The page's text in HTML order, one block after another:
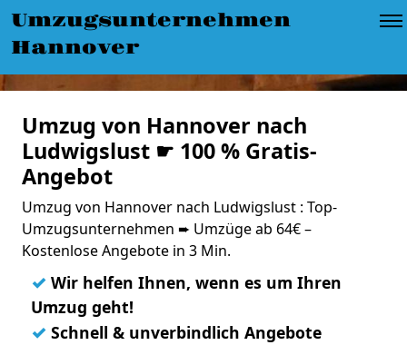
Umzugsunternehmen
Hannover
Umzug von Hannover nach
Ludwigslust ☛ 100 % Gratis-
Angebot
Umzug von Hannover nach Ludwigslust : Top-
Umzugsunternehmen ➨ Umzüge ab 64€ –
Kostenlose Angebote in 3 Min.
✓ Wir helfen Ihnen, wenn es um Ihren
Umzug geht!
✓ Schnell & unverbindlich Angebote